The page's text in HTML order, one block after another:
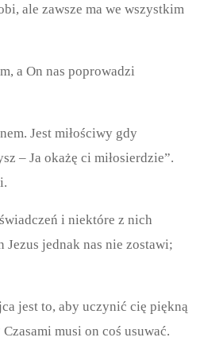
ale zawsze ma we wszystkim
a On nas poprowadzi
Jest miłościwy gdy
– Ja okażę ci miłosierdzie”.
i niektóre z nich
Jezus jednak nas nie zostawi;
jest to, aby uczynić cię piękną
musi on coś usuwać.